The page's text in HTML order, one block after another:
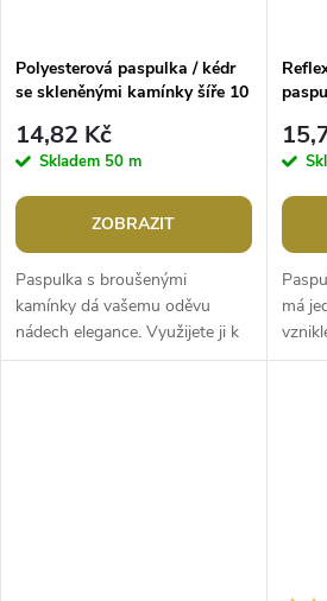
Polyesterová paspulka / kédr
se skleněnými kamínky šíře 10
14,82 Kč
Skladem 50 m
ZOBRAZIT
Paspulka s broušenými
kamínky dá vašemu oděvu
nádech elegance. Využijete ji k
ozdobení lemů či švů. Je
má